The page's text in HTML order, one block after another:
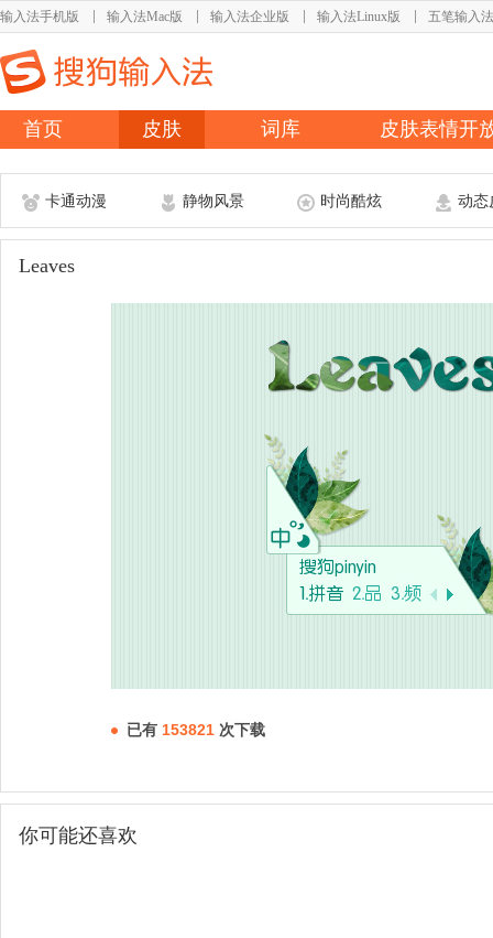
输入法手机版 输入法Mac版 输入法企业版 输入法Linux版 五笔输入法
首页 皮肤 词库 皮肤表情开
卡通动漫 静物风景 时尚酷炫 动态
Leaves
已有 153821 次下载
你可能还喜欢